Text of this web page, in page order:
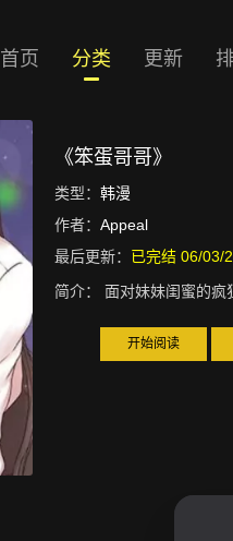
首页 分类 更新
《笨蛋哥哥》
类型： 韩漫
作者： Appeal
最后更新： 已完结 06/03/
简介：
面对妹妹闺蜜的疯
开始阅读